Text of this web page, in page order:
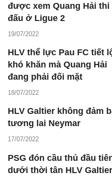
được xem Quang Hải thi
đấu ở Ligue 2
19/07/2022
HLV thể lực Pau FC tiết
khó khăn mà Quang Hải
đang phải đối mặt
18/07/2022
HLV Galtier không đảm
tương lai Neymar
17/07/2022
PSG đón cầu thủ đầu
dưới thời tân HLV Galtier